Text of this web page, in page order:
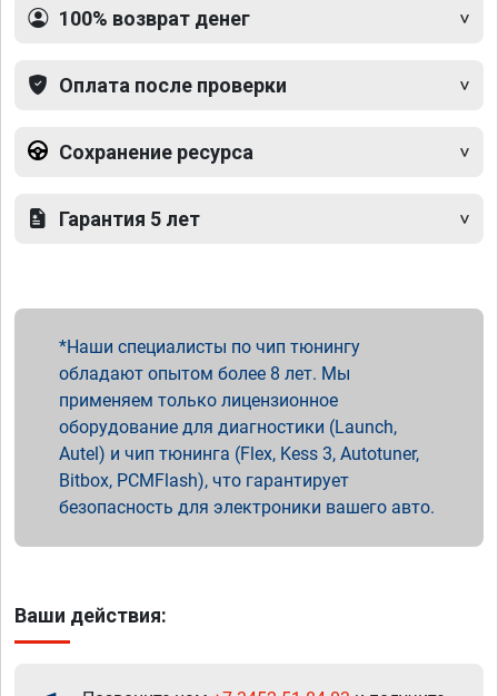
100% возврат денег
Оплата после проверки
Сохранение ресурса
Гарантия 5 лет
Наши специалисты по чип тюнингу
обладают опытом более 8 лет. Мы
применяем только лицензионное
оборудование для диагностики (Launch,
Autel) и чип тюнинга (Flex, Kess 3, Autotuner,
Bitbox, PCMFlash), что гарантирует
безопасность для электроники вашего авто.
Ваши действия: